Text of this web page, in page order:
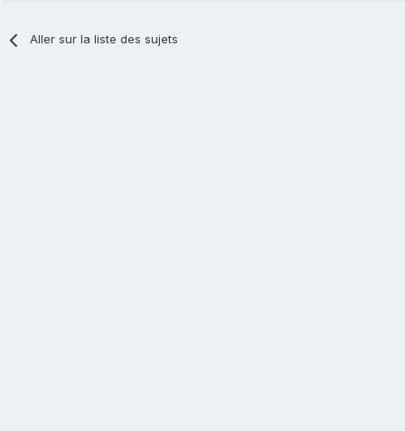
Aller sur la liste des sujets